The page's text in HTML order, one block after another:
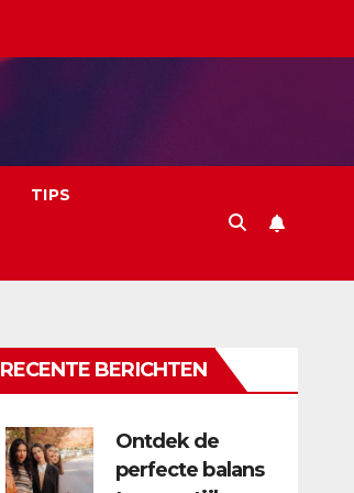
TIPS
RECENTE BERICHTEN
Ontdek de
perfecte balans